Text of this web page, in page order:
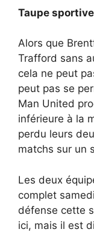
Taupe
Alors que
Trafford sans
cela ne peut
peut pas se
Man United
inférieure à la
perdu leurs
matchs sur un
Les deux
complet
défense cette
ici, mais il est